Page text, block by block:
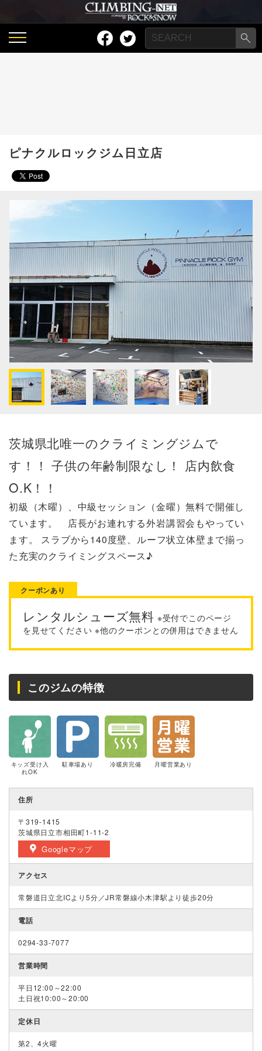
ピナクルロックジム日立店
茨城県北唯一のクライミングジムで
す！！ 子供の年齢制限なし！ 店内飲食
O.K！！
初級（木曜）、中級セッション（金曜）無料で開催し
ています。 店長がお連れする外岩講習会もやってい
ます。 スラブから140度壁、ルーフ状立体壁まで揃っ
た充実のクライミングスペース♪
クーポンあり
レンタルシューズ無料 ※受付でこのページ
を見せてください ※他のクーポンとの併用はできません
このジムの特徴
キッズ受け入
れOK
駐車場あり 冷暖房完備 月曜営業あり
住所
〒319-1415
茨城県日立市相田町1-11-2
Googleマップ
アクセス
常磐道日立北ICより5分／JR常磐線小木津駅より徒歩20分
電話
0294-33-7077
営業時間
平日12:00～22:00
土日祝10:00～20:00
定休日
第2、4火曜